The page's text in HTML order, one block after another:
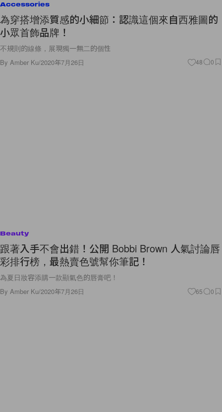
Accessories
為穿搭增添質感的小細節：認識這個來自西雅圖的
小眾首飾品牌！
不規則的線條，展現獨一無二的個性
By Amber Ku/2020年7月26日 48 0
Beauty
跟著入手不會出錯！公開 Bobbi Brown 人氣討論唇
彩排行榜，最熱賣色號幫你筆記！
為夏日妝容添購一款顯氣色的唇膏吧！
By Amber Ku/2020年7月26日 65 0